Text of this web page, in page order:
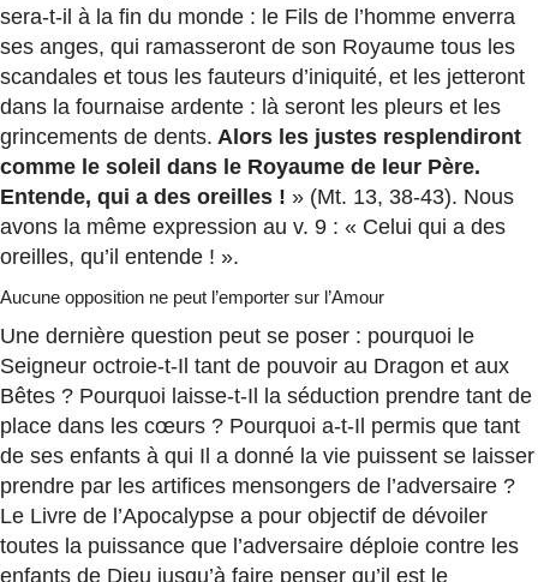
sera-t-il à la fin du monde : le Fils de l’homme enverra
ses anges, qui ramasseront de son Royaume tous les
scandales et tous les fauteurs d’iniquité, et les jetteront
dans la fournaise ardente : là seront les pleurs et les
grincements de dents. Alors les justes resplendiront
comme le soleil dans le Royaume de leur Père.
Entende, qui a des oreilles ! » (Mt. 13, 38-43). Nous
avons la même expression au v. 9 : « Celui qui a des
oreilles, qu’il entende ! ».
Aucune opposition ne peut l’emporter sur l’Amour
Une dernière question peut se poser : pourquoi le
Seigneur octroie-t-Il tant de pouvoir au Dragon et aux
Bêtes ? Pourquoi laisse-t-Il la séduction prendre tant de
place dans les cœurs ? Pourquoi a-t-Il permis que tant
de ses enfants à qui Il a donné la vie puissent se laisser
prendre par les artifices mensongers de l’adversaire ?
Le Livre de l’Apocalypse a pour objectif de dévoiler
toutes la puissance que l’adversaire déploie contre les
enfants de Dieu jusqu’à faire penser qu’il est le